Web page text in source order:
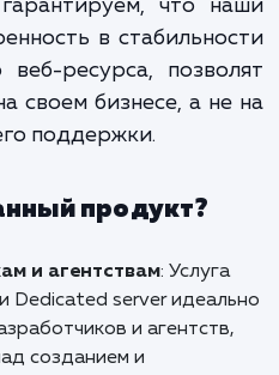
полный
- это не
в
своему